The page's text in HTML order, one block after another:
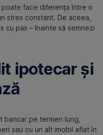
face diferența între o
stres constant. De aceea,
cu pas – înainte să semnezi
ipotecar și
bancar pe termen lung,
sau cu un alt imobil aflat în